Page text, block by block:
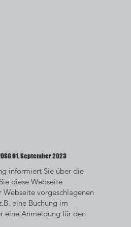
01. September 2023
informiert Sie über die
diese Webseite
Webseite vorgeschlagenen
eine Buchung im
eine Anmeldung für den